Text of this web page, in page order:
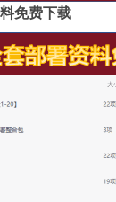
免费下载